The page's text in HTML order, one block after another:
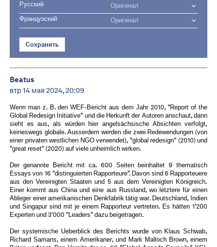
Русский
Французский
Сохранить
Beatus
втр 14 мая 2024, 20:09
Wenn man z. B. den WEF-Bericht aus dem Jahr 2010, "Report of the
Global Redesign Initiative" und die Herkunft der Autoren anschaut, dann
sieht es aus, als würden hier angelsächsische Absichten verfolgt,
keineswegs globale. Ausserdem werden die zwei Redewendungen (von
einer privaten westlichen NGO verwendet), "global redesign" (2010) und
"great reset" (2020) auf viele unheimlich wirken.
Der genannte Bericht mit ca. 600 Seiten beinhaltet 9 thematisch
Essays von 16 "distinguierten Rapporteure". Davon sind 6 Rapporteuere
aus den Vereinigten Staaten und 5 aus dem Vereinigten Königreich.
Einer kommt aus China und eine aus Russland, wo letztere für einen
Ableger einer amerikanischen Denkfabrik tätig war. Deutschland, Indien
und Singapur sind mit je einem Rapporteur vertreten. Es hätten 1'200
Experten und 3'000 "Leaders" dazu beigetragen.
Der systemische Ueberblick des Berichts wurde von Klaus Schwab,
Richard Samans, einem Amerikaner, und Mark Malloch Brown, einem